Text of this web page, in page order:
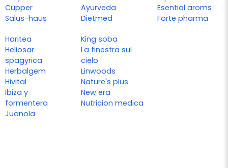
Cupper
Salus-haus
Ayurveda
Dietmed
Esential aroms
Forte pharma
Haritea
Heliosar
spagyrica
Herbalgem
Hivital
Ibiza y
formentera
Juanola
King soba
La finestra sul
cielo
Linwoods
Nature's plus
New era
Nutricion medica